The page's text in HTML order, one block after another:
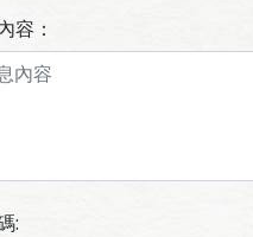
容：
: